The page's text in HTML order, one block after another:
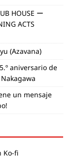
HOUSE ー
ACTS
(Azavana)
aniversario de
un mensaje
Ko-fi